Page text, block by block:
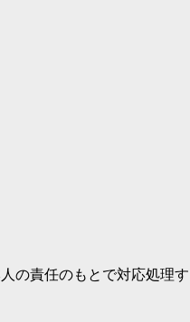
の責任のもとで対応処理す